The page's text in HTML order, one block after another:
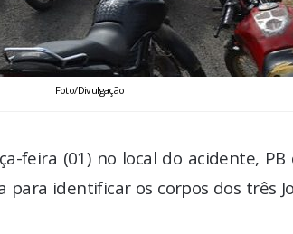
Foto/Divulgação
feira (01) no local do acidente, PB
para identificar os corpos dos três